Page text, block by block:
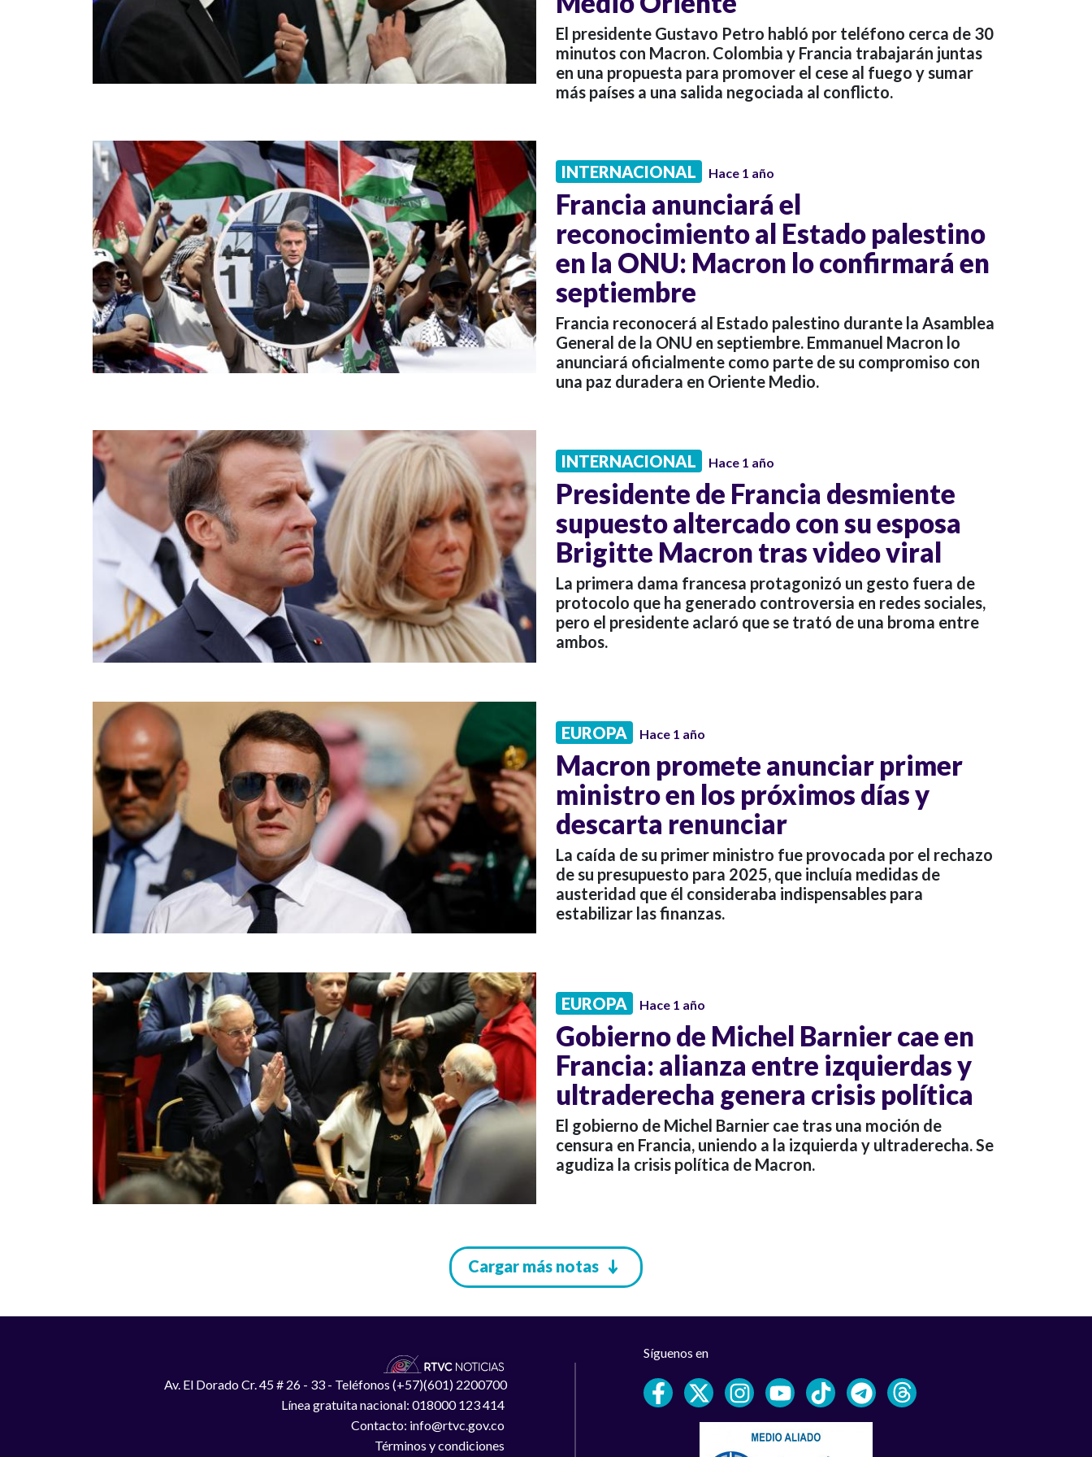
El presidente Gustavo Petro habló por teléfono cerca de 30
minutos con Macron. Colombia y Francia trabajarán juntas
en una propuesta para promover el cese al fuego y sumar
más países a una salida negociada al conflicto.
INTERNACIONAL Hace 1 año
Francia anunciará el
reconocimiento al Estado palestino
en la ONU: Macron lo confirmará en
septiembre
Francia reconocerá al Estado palestino durante la Asamblea
General de la ONU en septiembre. Emmanuel Macron lo
anunciará oficialmente como parte de su compromiso con
una paz duradera en Oriente Medio.
INTERNACIONAL Hace 1 año
Presidente de Francia desmiente
supuesto altercado con su esposa
Brigitte Macron tras video viral
La primera dama francesa protagonizó un gesto fuera de
protocolo que ha generado controversia en redes sociales,
pero el presidente aclaró que se trató de una broma entre
ambos.
EUROPA Hace 1 año
Macron promete anunciar primer
ministro en los próximos días y
descarta renunciar
La caída de su primer ministro fue provocada por el rechazo
de su presupuesto para 2025, que incluía medidas de
austeridad que él consideraba indispensables para
estabilizar las finanzas.
EUROPA Hace 1 año
Gobierno de Michel Barnier cae en
Francia: alianza entre izquierdas y
ultraderecha genera crisis política
El gobierno de Michel Barnier cae tras una moción de
censura en Francia, uniendo a la izquierda y ultraderecha. Se
agudiza la crisis política de Macron.
Cargar más notas
Av. El Dorado Cr. 45 # 26 - 33 - Teléfonos (+57)(601) 2200700
Línea gratuita nacional: 018000 123 414
Contacto: info@rtvc.gov.co
Términos y condiciones
Síguenos en